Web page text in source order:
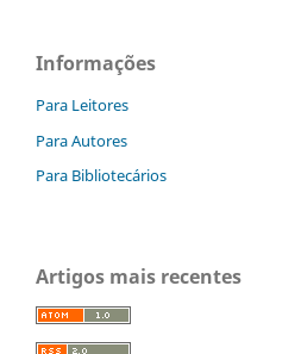
Informações
Para Leitores
Para Autores
Para Bibliotecários
Artigos mais recentes